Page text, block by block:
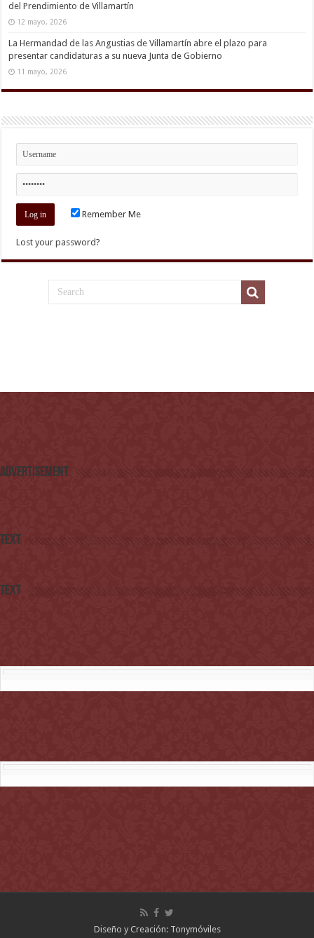
del Prendimiento de Villamartín
12 mayo, 2026
La Hermandad de las Angustias de Villamartín abre el plazo para
presentar candidaturas a su nueva Junta de Gobierno
11 mayo, 2026
Remember Me
Lost your password?
Advertisement
Text
Text
Diseño y Creación: Tonymóviles